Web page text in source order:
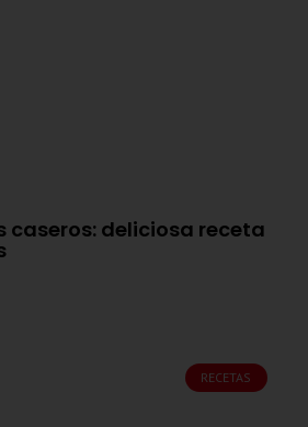
caseros: deliciosa receta
RECETAS